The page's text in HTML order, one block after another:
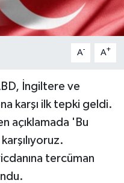
A- A+
İngiltere ve
karşı ilk tepki geldi.
açıklamada 'Bu
tercüman